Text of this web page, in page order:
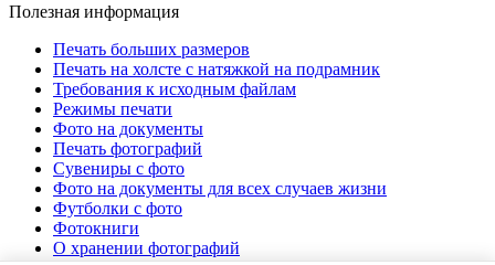
Полезная информация
Печать больших размеров
Печать на холсте c натяжкой на подрамник
Требования к исходным файлам
Режимы печати
Фото на документы
Печать фотографий
Сувениры с фото
Фото на документы для всех случаев жизни
Футболки с фото
Фотокниги
О хранении фотографий